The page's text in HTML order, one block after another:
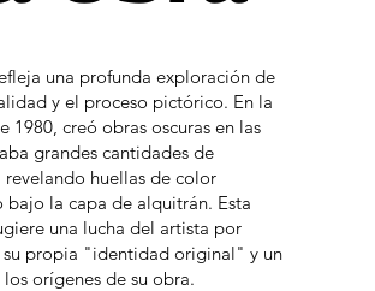
una profunda exploración de
y el proceso pictórico. En la
1980, creó obras oscuras en las
grandes cantidades de
revelando huellas de color
bajo la capa de alquitrán. Esta
una lucha del artista por
su propia "identidad original" y un
los orígenes de su obra.